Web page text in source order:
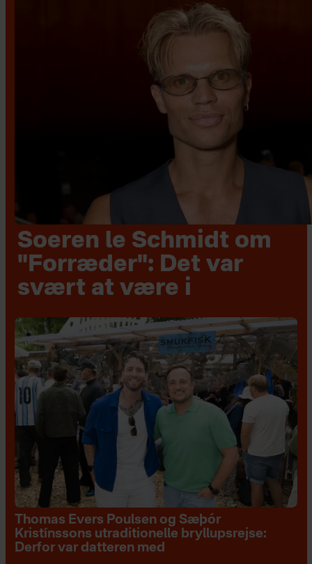
Soeren le Schmidt om
"Forræder": Det var
svært at være i
Thomas Evers Poulsen og Sæþór
Kristínssons utraditionelle bryllupsrejse:
Derfor var datteren med